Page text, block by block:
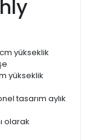
yükseklik
yükseklik
tasarım aylık
olarak